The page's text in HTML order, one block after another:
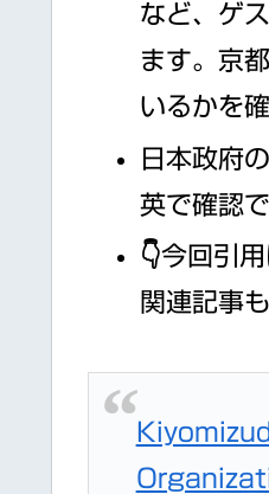
など、ゲ
ます。京
いるかを
日本政府
英で確認
👇今回引
関連記事